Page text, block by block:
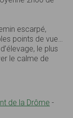
escarpé,
points de vue…
le plus
le calme de
de la Drôme -